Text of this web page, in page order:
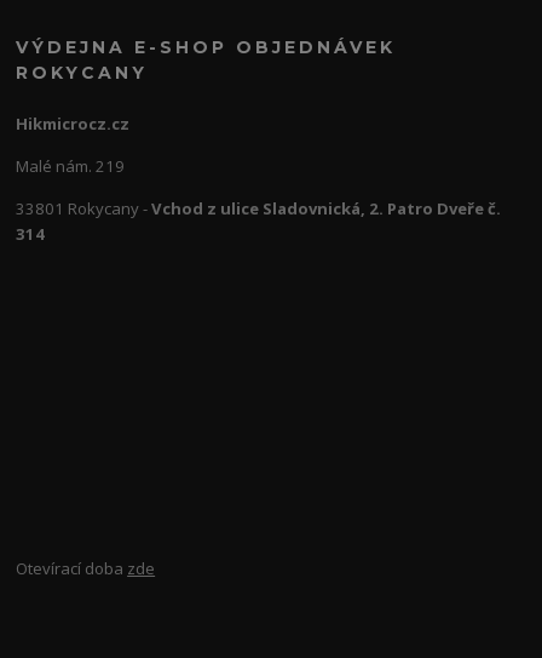
VÝDEJNA E-SHOP OBJEDNÁVEK
ROKYCANY
Hikmicrocz.cz
Malé nám. 219
33801 Rokycany -Vchod z ulice Sladovnická, 2. Patro Dveře č.
314
Otevírací doba zde